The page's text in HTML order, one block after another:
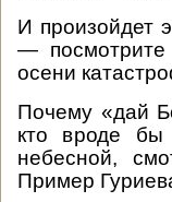
И произойдет
—
осени
Почему «дай
кто вроде
небесной,
Пример